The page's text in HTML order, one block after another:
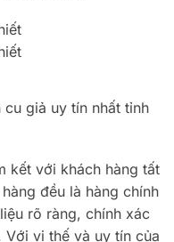
giả uy tín nhất tỉnh
kết với khách hàng tất
đều là hàng chính
rõ ràng, chính xác
vị thế và uy tín của